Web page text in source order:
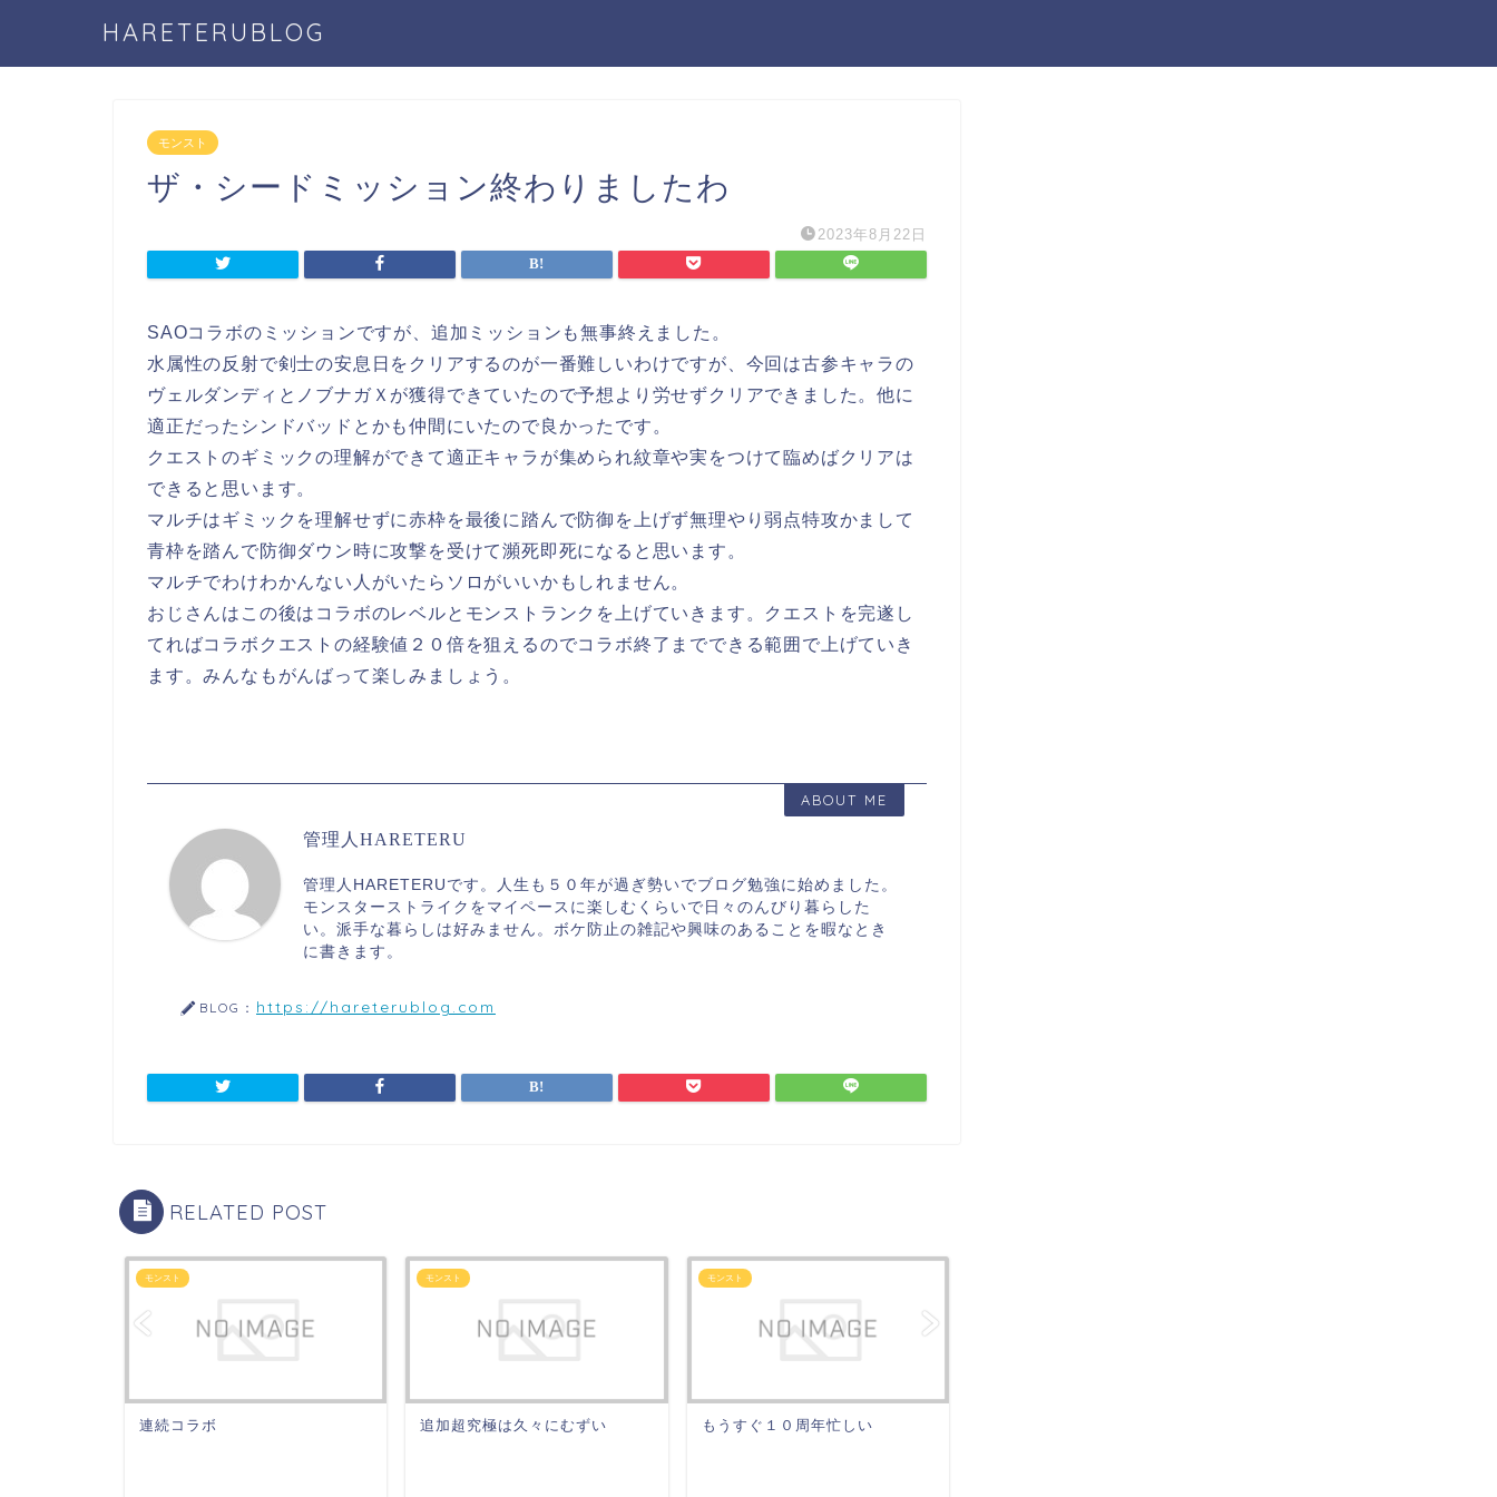
HARETERUBLOG
モンスト
ザ・シードミッション終わりましたわ
2023年8月22日
SAOコラボのミッションですが、追加ミッションも無事終えました。
水属性の反射で剣士の安息日をクリアするのが一番難しいわけですが、今回は古参キャラの
ヴェルダンディとノブナガＸが獲得できていたので予想より労せずクリアできました。他に
適正だったシンドバッドとかも仲間にいたので良かったです。
クエストのギミックの理解ができて適正キャラが集められ紋章や実をつけて臨めばクリアは
できると思います。
マルチはギミックを理解せずに赤枠を最後に踏んで防御を上げず無理やり弱点特攻かまして
青枠を踏んで防御ダウン時に攻撃を受けて瀕死即死になると思います。
マルチでわけわかんない人がいたらソロがいいかもしれません。
おじさんはこの後はコラボのレベルとモンストランクを上げていきます。クエストを完遂し
てればコラボクエストの経験値２０倍を狙えるのでコラボ終了までできる範囲で上げていき
ます。みんなもがんばって楽しみましょう。
ABOUT ME
管理人HARETERU
管理人HARETERUです。人生も５０年が過ぎ勢いでブログ勉強に始めました。
モンスターストライクをマイペースに楽しむくらいで日々のんびり暮らした
い。派手な暮らしは好みません。ボケ防止の雑記や興味のあることを暇なとき
に書きます。
BLOG： https://hareterublog.com
RELATED POST
モンスト
連続コラボ
モンスト
追加超究極は久々にむずい
モンスト
もうすぐ１０周年忙しい